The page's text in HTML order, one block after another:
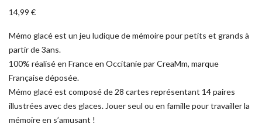
14,99 €
Mémo glacé est un jeu ludique de mémoire pour petits et grands à
partir de 3ans.
100% réalisé en France en Occitanie par CreaMm, marque
Française déposée.
Mémo glacé est composé de 28 cartes représentant 14 paires
illustrées avec des glaces. Jouer seul ou en famille pour travailler la
mémoire en s’amusant !